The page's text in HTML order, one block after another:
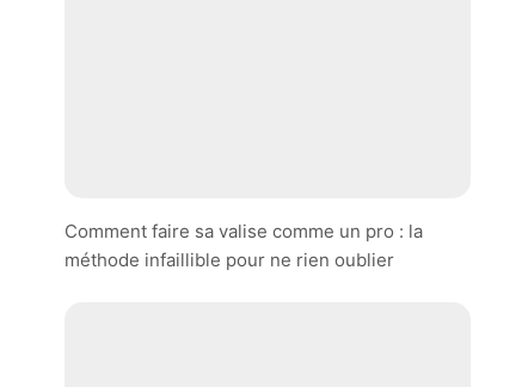
Comment faire sa valise comme un pro : la
méthode infaillible pour ne rien oublier